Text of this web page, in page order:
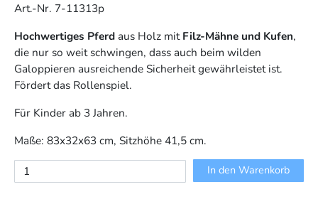
Art.-Nr. 7-11313p
Hochwertiges Pferdaus Holz mitFilz-Mähne und Kufen,
die nur so weit schwingen, dass auch beim wilden
Galoppieren ausreichende Sicherheit gewährleistet ist.
Fördert das Rollenspiel.
Für Kinder ab 3 Jahren.
Maße: 83x32x63 cm, Sitzhöhe 41,5 cm.
Schaukelpferd
Menge
In den Warenkorb